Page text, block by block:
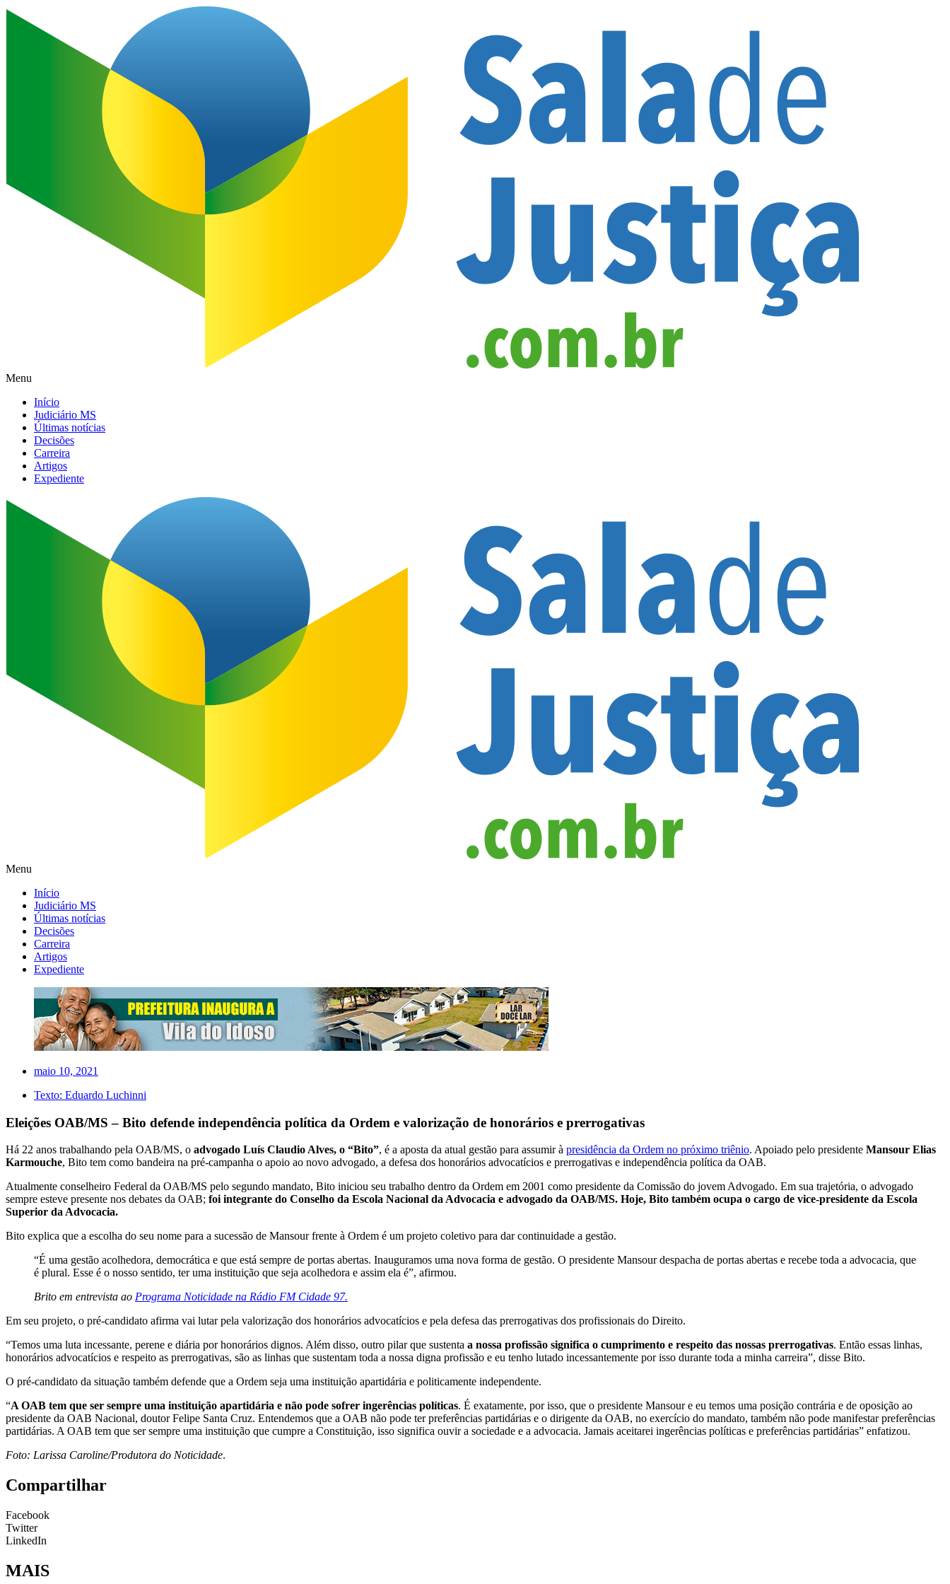
Menu
Início
Judiciário MS
Últimas notícias
Decisões
Carreira
Artigos
Expediente
Menu
Início
Judiciário MS
Últimas notícias
Decisões
Carreira
Artigos
Expediente
maio 10, 2021
Texto: Eduardo Luchinni
Eleições OAB/MS – Bito defende independência política da Ordem e valorização de honorários e prerrogativas
Há 22 anos trabalhando pela OAB/MS, o advogado Luís Claudio Alves, o “Bito”, é a aposta da atual gestão para assumir à presidência da Ordem no próximo triênio. Apoiado pelo presidente Mansour Elias
Karmouche, Bito tem como bandeira na pré-campanha o apoio ao novo advogado, a defesa dos honorários advocatícios e prerrogativas e independência política da OAB.
Atualmente conselheiro Federal da OAB/MS pelo segundo mandato, Bito iniciou seu trabalho dentro da Ordem em 2001 como presidente da Comissão do jovem Advogado. Em sua trajetória, o advogado
sempre esteve presente nos debates da OAB; foi integrante do Conselho da Escola Nacional da Advocacia e advogado da OAB/MS. Hoje, Bito também ocupa o cargo de vice-presidente da Escola
Superior da Advocacia.
Bito explica que a escolha do seu nome para a sucessão de Mansour frente à Ordem é um projeto coletivo para dar continuidade a gestão.
“É uma gestão acolhedora, democrática e que está sempre de portas abertas. Inauguramos uma nova forma de gestão. O presidente Mansour despacha de portas abertas e recebe toda a advocacia, que
é plural. Esse é o nosso sentido, ter uma instituição que seja acolhedora e assim ela é”, afirmou.
Brito em entrevista ao Programa Noticidade na Rádio FM Cidade 97.
Em seu projeto, o pré-candidato afirma vai lutar pela valorização dos honorários advocatícios e pela defesa das prerrogativas dos profissionais do Direito.
“Temos uma luta incessante, perene e diária por honorários dignos. Além disso, outro pilar que sustenta a nossa profissão significa o cumprimento e respeito das nossas prerrogativas. Então essas linhas,
honorários advocatícios e respeito as prerrogativas, são as linhas que sustentam toda a nossa digna profissão e eu tenho lutado incessantemente por isso durante toda a minha carreira”, disse Bito.
O pré-candidato da situação também defende que a Ordem seja uma instituição apartidária e politicamente independente.
“A OAB tem que ser sempre uma instituição apartidária e não pode sofrer ingerências políticas. É exatamente, por isso, que o presidente Mansour e eu temos uma posição contrária e de oposição ao
presidente da OAB Nacional, doutor Felipe Santa Cruz. Entendemos que a OAB não pode ter preferências partidárias e o dirigente da OAB, no exercício do mandato, também não pode manifestar preferências
partidárias. A OAB tem que ser sempre uma instituição que cumpre a Constituição, isso significa ouvir a sociedade e a advocacia. Jamais aceitarei ingerências políticas e preferências partidárias” enfatizou.
Foto: Larissa Caroline/Produtora do Noticidade.
Compartilhar
Facebook
Twitter
LinkedIn
MAIS